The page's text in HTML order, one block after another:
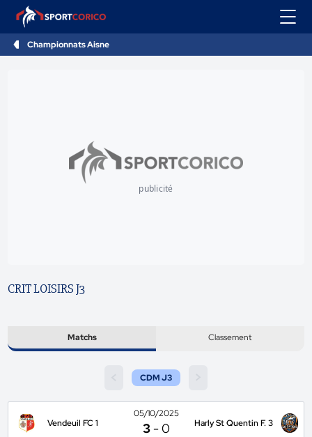
Championnats Aisne
publicité
CRIT LOISIRS J3
Matchs Classement
CDM J3
Vendeuil FC 1
05/10/2025
3 -0 Harly St Quentin F. 3